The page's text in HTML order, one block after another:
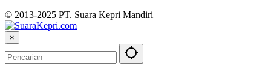
© 2013-2025 PT. Suara Kepri Mandiri
×